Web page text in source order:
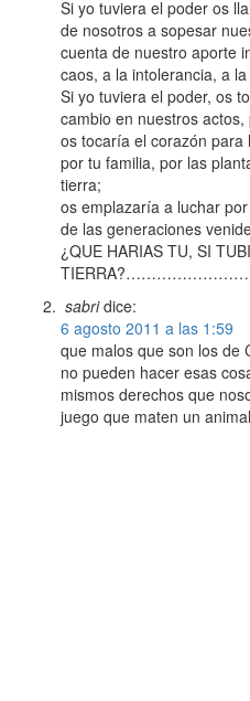
Si yo tuviera el poder os
de nosotros a sopesar
cuenta de nuestro aporte
caos, a la intolerancia, a
Si yo tuviera el poder, os
cambio en nuestros
os tocaría el corazón
por tu familia, por las
tierra;
os emplazaría a luchar
de las generaciones
¿QUE HARIAS TU, SI
sabri dice:
6 agosto 2011 a las 1:59
que malos que son los de
no pueden hacer esas
mismos derechos que
juego que maten un